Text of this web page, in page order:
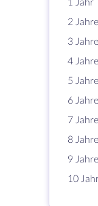
1 Jahr
2 Jahre
3 Jahre
4 Jahre
5 Jahre
6 Jahre
7 Jahre
8 Jahre
9 Jahre
10